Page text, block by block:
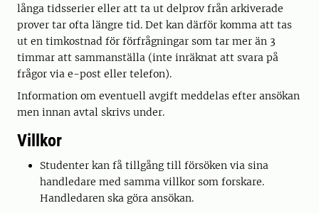
långa tidsserier eller att ta ut delprov från arkiverade
prover tar ofta längre tid. Det kan därför komma att tas
ut en timkostnad för förfrågningar som tar mer än 3
timmar att sammanställa (inte inräknat att svara på
frågor via e-post eller telefon).
Information om eventuell avgift meddelas efter ansökan
men innan avtal skrivs under.
Villkor
Studenter kan få tillgång till försöken via sina
handledare med samma villkor som forskare.
Handledaren ska göra ansökan.